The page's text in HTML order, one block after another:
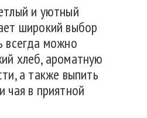
и уютный
широкий выбор
всегда можно
хлеб, ароматную
а также выпить
чая в приятной